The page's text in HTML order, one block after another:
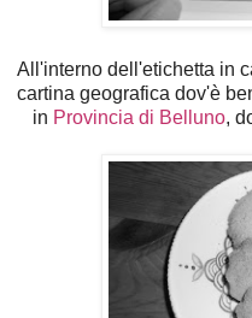
All'interno dell'etichetta in
cartina geografica dov'è
in Provincia di Belluno,